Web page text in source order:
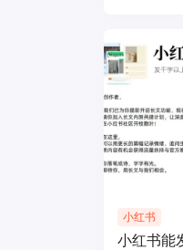
小红书
小红书能